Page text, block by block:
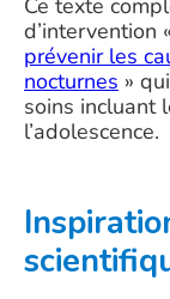
Ce texte
d’intervention «
prévenir les
nocturnes »
soins incluant
l’adolescence.